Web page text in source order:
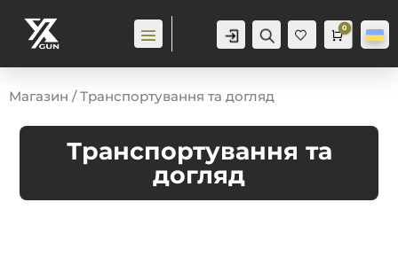
АккаунтПошук
Ба
жа
Cart
0
0,0
Магазин / Транспортування та догляд
Транспортування та
догляд